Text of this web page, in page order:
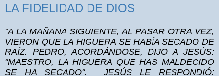
LA FIDELIDAD DE DIOS
"A LA MAÑANA SIGUIENTE, AL PASAR OTRA VEZ,
VIERON QUE LA HIGUERA SE HABÍA SECADO DE
RAÍZ. PEDRO, ACORDÁNDOSE, DIJO A JESÚS:
"MAESTRO, LA HIGUERA QUE HAS MALDECIDO
SE HA SECADO". JESÚS LE RESPONDIÓ: